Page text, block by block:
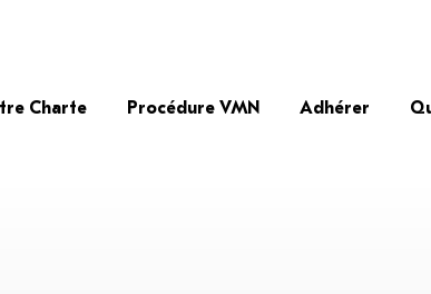
Charte Procédure VMN Adhérer